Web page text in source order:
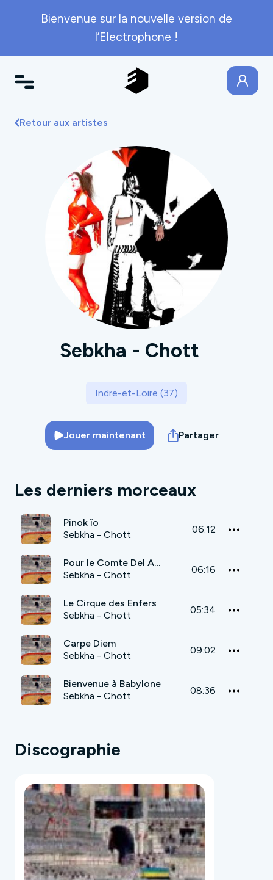
Bienvenue sur la nouvelle version de
l’Electrophone !
Retour aux artistes
Sebkha - Chott
Indre-et-Loire (37)
Jouer maintenant Partager
Les derniers morceaux
Pinok ïo
Sebkha - Chott
06:12
Pour le Comte Del Amafia
Sebkha - Chott
06:16
Le Cirque des Enfers
Sebkha - Chott
05:34
Carpe Diem
Sebkha - Chott
09:02
Bienvenue à Babylone
Sebkha - Chott
08:36
Discographie